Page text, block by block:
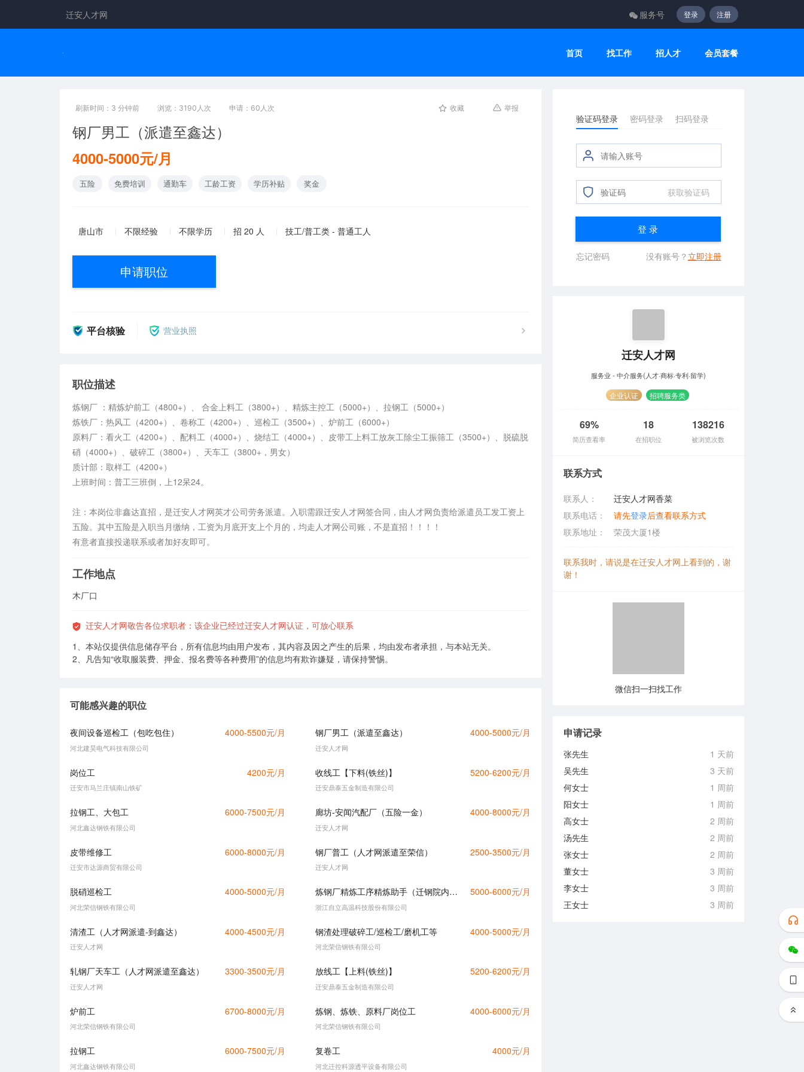
迁安人才网 服务号 登录 注册
首页 找工作 招人才 会员套餐
刷新时间：3 分钟前 浏览：3190人次 申请：60人次 收藏 举报
钢厂男工（派遣至鑫达）
4000-5000元/月
五险 免费培训 通勤车 工龄工资 学历补贴 奖金
唐山市 不限经验 不限学历 招 20 人 技工/普工类 - 普通工人
申请职位
平台核验 营业执照
职位描述
炼钢厂 ：精炼炉前工（4800+）、 合金上料工（3800+）、精炼主控工（5000+）、拉钢工（5000+）
炼铁厂：热风工（4200+）、卷称工（4200+）、巡检工（3500+）、炉前工（6000+）
原料厂：看火工（4200+）、配料工（4000+）、烧结工（4000+）、皮带工上料工放灰工除尘工振筛工（3500+）、脱硫脱
硝（4000+）、破碎工（3800+）、天车工（3800+，男女）
质计部：取样工（4200+）
上班时间：普工三班倒，上12呆24。
注：本岗位非鑫达直招，是迁安人才网英才公司劳务派遣。入职需跟迁安人才网签合同，由人才网负责给派遣员工发工资上
五险。其中五险是入职当月缴纳，工资为月底开支上个月的，均走人才网公司账，不是直招！！！！
有意者直接投递联系或者加好友即可。
工作地点
木厂口
迁安人才网敬告各位求职者：该企业已经过迁安人才网认证，可放心联系
1、本站仅提供信息储存平台，所有信息均由用户发布，其内容及因之产生的后果，均由发布者承担，与本站无关。
2、凡告知“收取服装费、押金、报名费等各种费用”的信息均有欺诈嫌疑，请保持警惕。
可能感兴趣的职位
夜间设备巡检工（包吃包住） 4000-5500元/月
河北建昊电气科技有限公司
钢厂男工（派遣至鑫达） 4000-5000元/月
迁安人才网
岗位工 4200元/月
迁安市马兰庄镇南山铁矿
收线工【下料(铁丝)】 5200-6200元/月
迁安鼎泰五金制造有限公司
拉钢工、大包工 6000-7500元/月
河北鑫达钢铁有限公司
廊坊-安闻汽配厂（五险一金） 4000-8000元/月
迁安人才网
皮带维修工 6000-8000元/月
迁安市达源商贸有限公司
钢厂普工（人才网派遣至荣信） 2500-3500元/月
迁安人才网
脱硝巡检工 4000-5000元/月
河北荣信钢铁有限公司
炼钢厂精炼工序精炼助手（迁钢院内、五险一金） 5000-6000元/月
浙江自立高温科技股份有限公司
清渣工（人才网派遣-到鑫达） 4000-4500元/月
迁安人才网
钢渣处理破碎工/巡检工/磨机工等 4000-5000元/月
河北荣信钢铁有限公司
轧钢厂天车工（人才网派遣至鑫达） 3300-3500元/月
迁安人才网
放线工【上料(铁丝)】 5200-6200元/月
迁安鼎泰五金制造有限公司
炉前工 6700-8000元/月
河北荣信钢铁有限公司
炼钢、炼铁、原料厂岗位工 4000-6000元/月
河北荣信钢铁有限公司
拉钢工 6000-7500元/月
河北鑫达钢铁有限公司
复卷工 4000元/月
河北迁控科源透平设备有限公司
验证码登录 密码登录 扫码登录
获取验证码
登 录
忘记密码 没有账号？ 立即注册
迁安人才网
服务业 - 中介服务(人才·商标·专利·留学)
企业认证 招聘服务类
69%
简历查看率
18
在招职位
138216
被浏览次数
联系方式
联系人：
迁安人才网香菜
联系电话：
请先登录后查看联系方式
联系地址：
荣茂大厦1楼
联系我时，请说是在迁安人才网上看到的，谢
谢！
微信扫一扫找工作
申请记录
张先生
1 天前
吴先生
3 天前
何女士
1 周前
阳女士
1 周前
高女士
2 周前
汤先生
2 周前
张女士
2 周前
董女士
3 周前
李女士
3 周前
王女士
3 周前